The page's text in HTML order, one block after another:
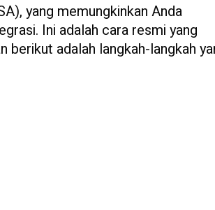
yang memungkinkan Anda
Ini adalah cara resmi yang
adalah langkah-langkah